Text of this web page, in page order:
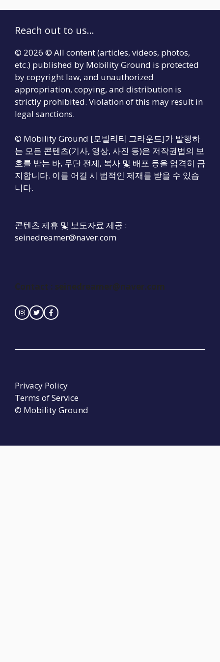
Reach out to us...
© 2026 © All content (articles, videos, photos,
etc.) published by Mobility Ground is protected
by copyright law, and unauthorized
appropriation, copying, and distribution is
strictly prohibited. Violation of this may result in
legal sanctions.
© Mobility Ground [모빌리티 그라운드]가 발행하
는 모든 콘텐츠(기사, 영상, 사진 등)은 저작권법의 보
호를 받는 바, 무단 전제, 복사 및 배포 등을 엄격히 금
지합니다. 이를 어길 시 법적인 제재를 받을 수 있습
니다.
콘텐츠 제휴 및 보도자료 제공 :
seinedreamer@naver.com
Contact : seinedreamer@naver.com
© Mobility Ground
Privacy Policy
Terms of Service